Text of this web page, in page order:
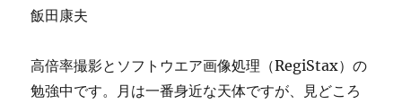
飯田康夫
高倍率撮影とソフトウエア画像処理（RegiStax）の
勉強中です。月は一番身近な天体ですが、見どころ